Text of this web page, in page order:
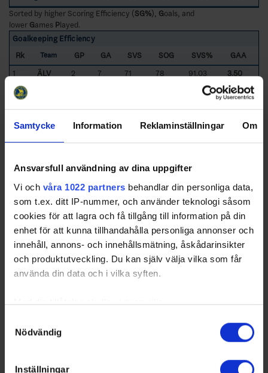
Samtycke Information Reklaminställningar Om
Ansvarsfull användning av dina uppgifter
Vi och våra 1022 partners behandlar din personliga data,
som t.ex. ditt IP-nummer, och använder teknologi såsom
cookies för att lagra och få tillgång till information på din
enhet för att kunna tillhandahålla personliga annonser och
innehåll, annons- och innehållsmätning, åskådarinsikter
och produktutveckling. Du kan själv välja vilka som får
använda din data och i vilka syften.
Med din tillåtelse skulle vi även vilja:
kan ha en noggrannhet på upp till flera meter
Nödvändig
Inställningar
Sorted by higher Scoring Efficiency (SG%), Goals, and
lower Games Played.
Goalkeeping Efficiency
Rk
Team GP GA SVS SOG SVS%
GAA
1
ÄLV 2 7 71 78 91.03
3.50
2
84.62
3.96
4
KIR 2 64 78.12
A verage per 60 minutes and higher
%
HER - Hertsörinken IF KTIF- Kalix Triangelns IF
KIR- Kiruna City HF ÄLV - Älvsby IF Hockey
Swehockey – Svenska Ishockeyförbundets officiella app
och statistik för samtliga ishockeyserier som spelas i
egna favoritlag i appen. För dina favoritlag kan du